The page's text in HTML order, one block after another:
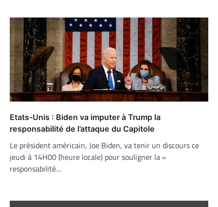
Etats-Unis : Biden va imputer à Trump la
responsabilité de l’attaque du Capitole
Le président américain, Joe Biden, va tenir un discours ce
jeudi à 14H00 (heure locale) pour souligner la «
responsabilité…